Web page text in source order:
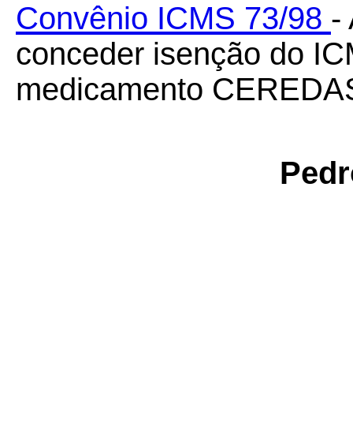
Convênio ICMS 73/98 -
conceder isenção do
medicamento